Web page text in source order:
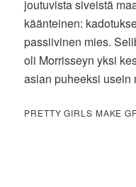
joutuvista siveistä
käänteinen:
passiivinen mies.
oli Morrisseyn yksi
asian puheeksi usein
PRETTY GIRLS MAKE